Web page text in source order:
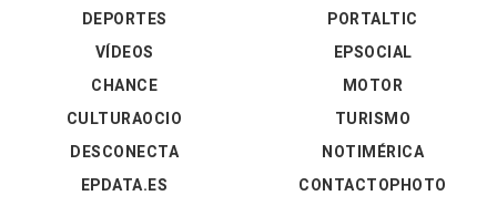
DEPORTES
VÍDEOS
PORTALTIC
EPSOCIAL
CHANCE
CULTURAOCIO
DESCONECTA
EPDATA.ES
MOTOR
TURISMO
NOTIMÉRICA
CONTACTOPHOTO